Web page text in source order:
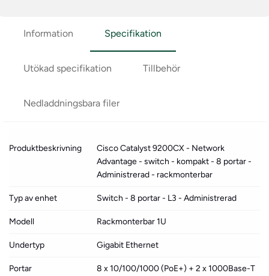
Information Specifikation
Utökad specifikation Tillbehör
Nedladdningsbara filer
Produktbeskrivning
Cisco Catalyst 9200CX - Network
Advantage - switch - kompakt - 8 portar -
Administrerad - rackmonterbar
Typ av enhet Switch - 8 portar - L3 - Administrerad
Modell Rackmonterbar 1U
Undertyp Gigabit Ethernet
Portar
8 x 10/100/1000 (PoE+) + 2 x 1000Base-T